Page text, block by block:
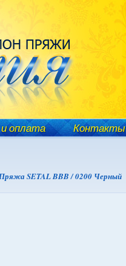
оплата Контакты
SETAL BBB /0200 Черный